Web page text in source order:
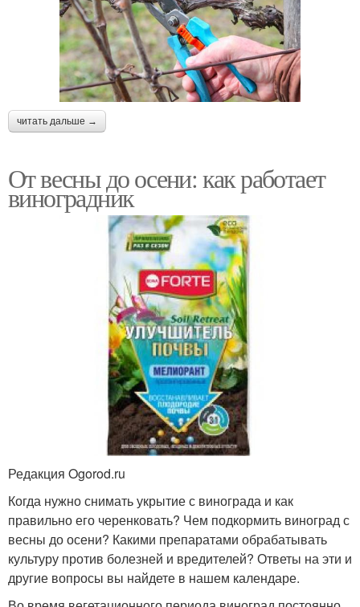
читать дальше →
От весны до осени: как работает
виноградник
Редакция Ogorod.ru
Когда нужно снимать укрытие с винограда и как
правильно его черенковать? Чем подкормить виноград с
весны до осени? Какими препаратами обрабатывать
культуру против болезней и вредителей? Ответы на эти и
другие вопросы вы найдете в нашем календаре.